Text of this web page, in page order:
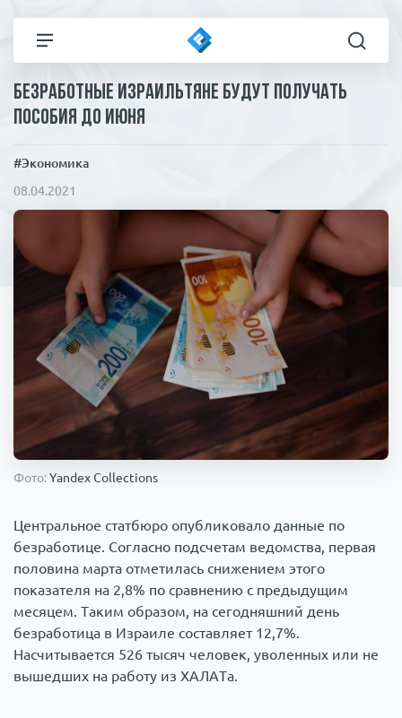
Все новости
Общество
Коронавирус
Происшествия
Армия
Технологии
Пресса
Статьи
ЧП И КРИМИНАЛ
1000 мелочей
Безработные израильтяне будут получать
пособия до июня
#Экономика
08.04.2021
Фото:Yandex Collections
Центральное статбюро опубликовало данные по
безработице. Согласно подсчетам ведомства, первая
половина марта отметилась снижением этого
показателя на 2,8% по сравнению с предыдущим
месяцем. Таким образом, на сегодняшний день
безработица в Израиле составляет 12,7%.
Насчитывается 526 тысяч человек, уволенных или не
вышедших на работу из ХАЛАТа.